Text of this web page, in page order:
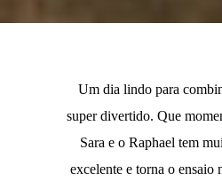
Um dia lindo para
super divertido. Que
Sara e o Raphael tem
excelente e torna o ensaio